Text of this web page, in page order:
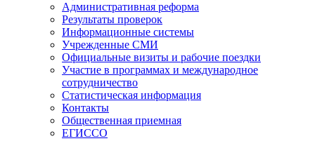
Административная реформа
Результаты проверок
Информационные системы
Учрежденные СМИ
Официальные визиты и рабочие поездки
Участие в программах и международное
сотрудничество
Статистическая информация
Контакты
Общественная приемная
ЕГИССО